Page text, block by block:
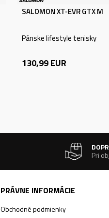
SALOMON XT-EVR GTX M
Pánske lifestyle tenisky
130,99EUR
Pri
PRÁVNE INFORMÁCIE
Obchodné podmienky